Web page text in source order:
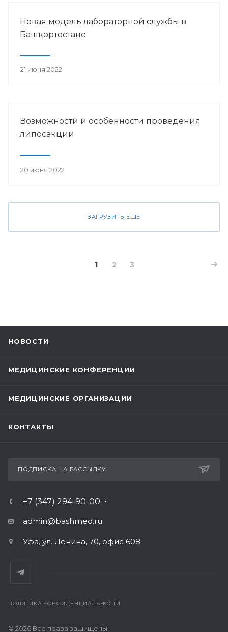
Новая модель лабораторной службы в
Башкортостане
21 июня 2022
Возможности и особенности проведения
липосакции
20 июня 2022
ЗАГРУЗИТЬ ЕЩЕ
1 2 3
НОВОСТИ
МЕДИЦИНСКИЕ КОНФЕРЕНЦИИ
МЕДИЦИНСКИЕ ОРГАНИЗАЦИИ
КОНТАКТЫ
ПОДПИСКА НА РАССЫЛКУ
+7 (347) 294-90-00
admin@bashmed.ru
Уфа, ул. Ленина, 70, офис 608
ПОЛИТИКА КОНФИДЕНЦИАЛЬНОСТИ
© 2026 Все права защищены.